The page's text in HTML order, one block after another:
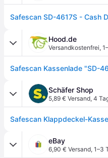
Hood.de
Versandkostenfrei,
Schäfer Shop
5,89 € Versand, 4
eBay
6,90 € Versand, 1–3